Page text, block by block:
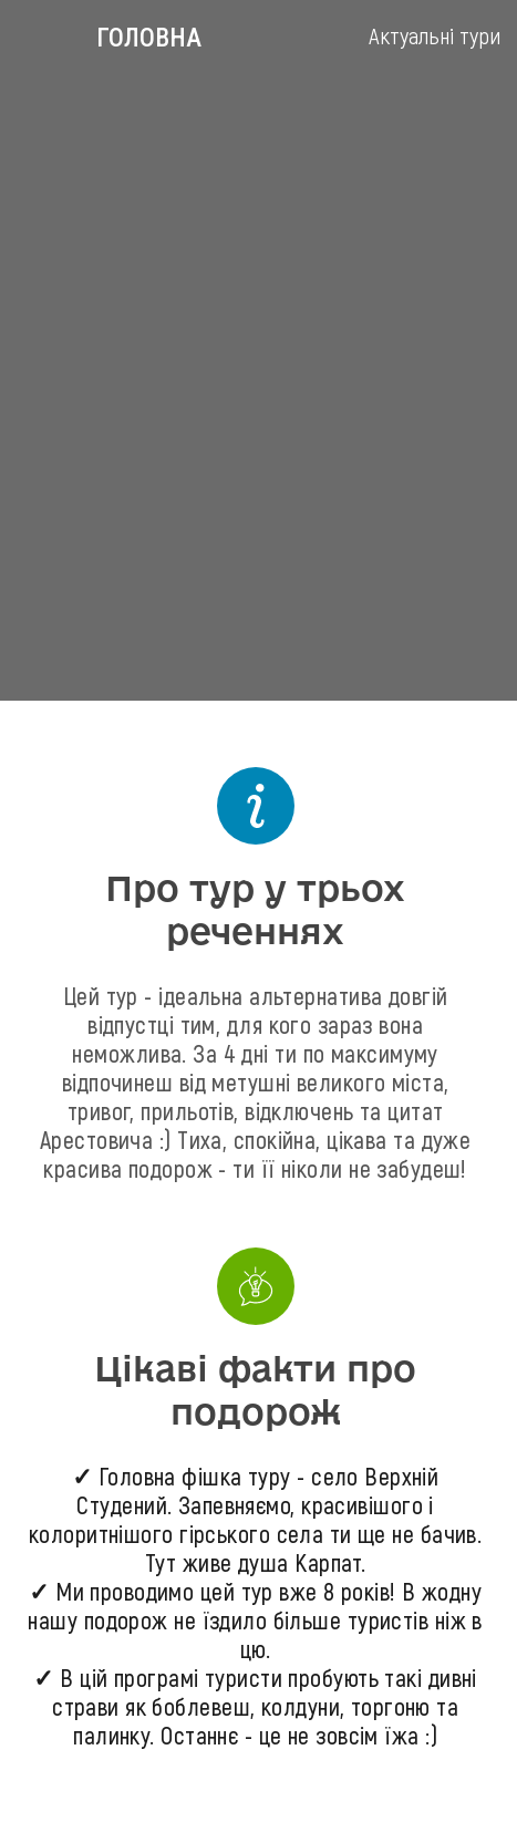
ГОЛОВНА Актуальні тури
Про тур у трьох
реченнях
Цей тур - ідеальна альтернатива довгій
відпустці тим, для кого зараз вона
неможлива. За 4 дні ти по максимуму
відпочинеш від метушні великого міста,
тривог, прильотів, відключень та цитат
Арестовича :) Тиха, спокійна, цікава та дуже
красива подорож - ти її ніколи не забудеш!
Цікаві факти про
подорож
✓ Головна фішка туру - село Верхній
Студений. Запевняємо, красивішого і
колоритнішого гірського села ти ще не бачив.
Тут живе душа Карпат.
✓ Ми проводимо цей тур вже 8 років! В жодну
нашу подорож не їздило більше туристів ніж в
цю.
✓ В цій програмі туристи пробують такі дивні
страви як боблевеш, колдуни, торгоню та
палинку. Останнє - це не зовсім їжа :)